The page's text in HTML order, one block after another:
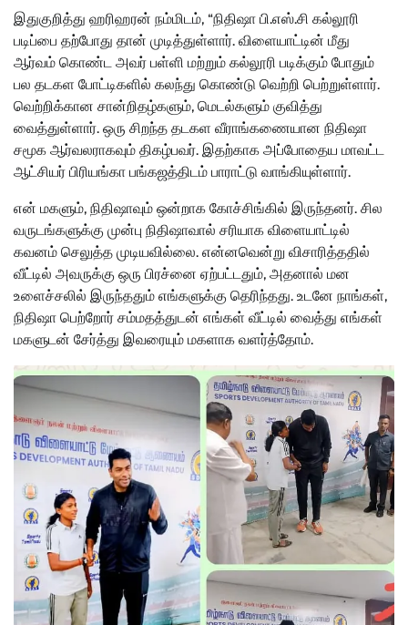
இதுகுறித்து ஹரிஹரன் நம்மிடம், “நிதிஷா பி.எஸ்.சி கல்லூரி
படிப்பை தற்போது தான் முடித்துள்ளார். விளையாட்டின் மீது
ஆர்வம் கொண்ட அவர் பள்ளி மற்றும் கல்லூரி படிக்கும் போதும்
பல தடகள போட்டிகளில் கலந்து கொண்டு வெற்றி பெற்றுள்ளார்.
வெற்றிக்கான சான்றிதழ்களும், மெடல்களும் குவித்து
வைத்துள்ளார். ஒரு சிறந்த தடகள வீராங்கணையான நிதிஷா
சமூக ஆர்வலராகவும் திகழ்பவர். இதற்காக அப்போதைய மாவட்ட
ஆட்சியர் பிரியங்கா பங்கஜத்திடம் பாராட்டு வாங்கியுள்ளார்.
என் மகளும், நிதிஷாவும் ஒன்றாக கோச்சிங்கில் இருந்தனர். சில
வருடங்களுக்கு முன்பு நிதிஷாவால் சரியாக விளையாட்டில்
கவனம் செலுத்த முடியவில்லை. என்னவென்று விசாரித்ததில்
வீட்டில் அவருக்கு ஒரு பிரச்னை ஏற்பட்டதும், அதனால் மன
உளைச்சலில் இருந்ததும் எங்களுக்கு தெரிந்தது. உடனே நாங்கள்,
நிதிஷா பெற்றோர் சம்மதத்துடன் எங்கள் வீட்டில் வைத்து எங்கள்
மகளுடன் சேர்த்து இவரையும் மகளாக வளர்த்தோம்.